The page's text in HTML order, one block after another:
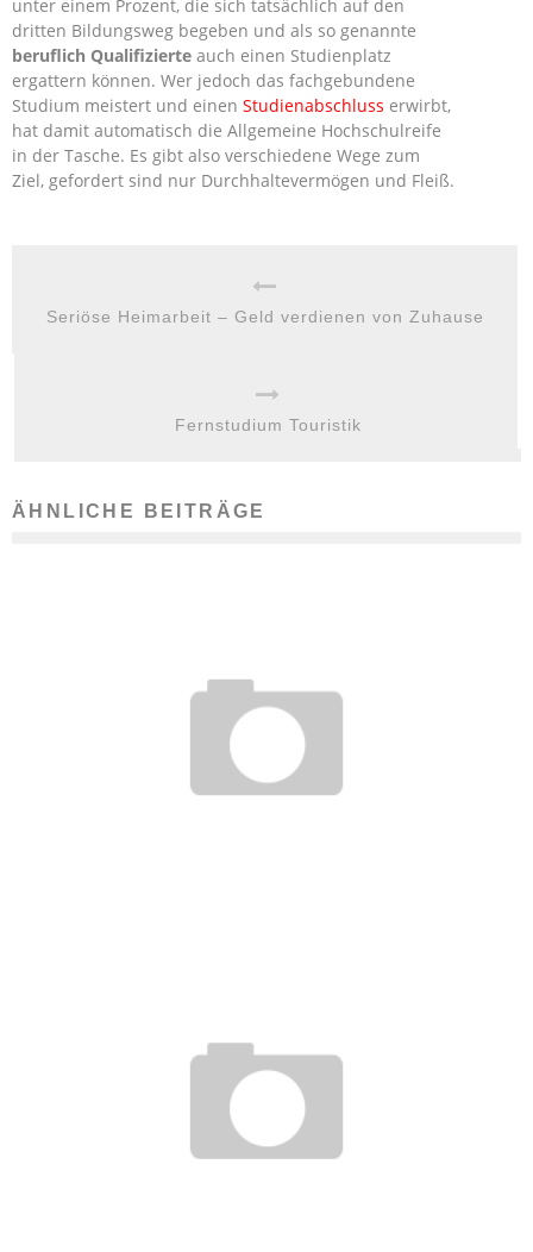
unter einem Prozent, die sich tatsächlich auf den
dritten Bildungsweg begeben und als so genannte
beruflich Qualifizierte auch einen Studienplatz
ergattern können. Wer jedoch das fachgebundene
Studium meistert und einen Studienabschluss erwirbt,
hat damit automatisch die Allgemeine Hochschulreife
in der Tasche. Es gibt also verschiedene Wege zum
Ziel, gefordert sind nur Durchhaltevermögen und Fleiß.
Seriöse Heimarbeit – Geld verdienen von Zuhause
Fernstudium Touristik
ÄHNLICHE BEITRÄGE